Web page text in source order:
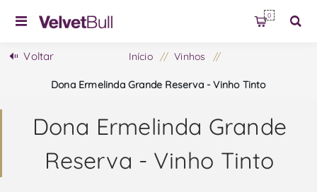
0
Voltar Início / Vinhos /
Dona Ermelinda Grande Reserva - Vinho Tinto
Dona Ermelinda Grande
Reserva - Vinho Tinto